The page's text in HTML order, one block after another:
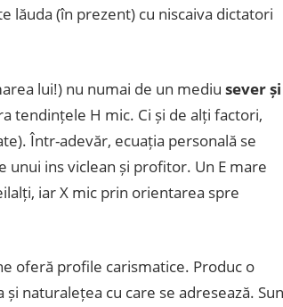
lăuda (în prezent) cu niscaiva dictatori
lui!) nu numai de un mediu sever și
tendințele H mic. Ci și de alți factori,
Într-adevăr, ecuația personală se
unui ins viclean și profitor. Un E mare
iar X mic prin orientarea spre
oferă profile carismatice. Produc o
naturalețea cu care se adresează.